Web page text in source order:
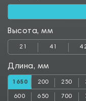
Высота, мм
21 41
Длина, мм
1650 200 250
600 650 700